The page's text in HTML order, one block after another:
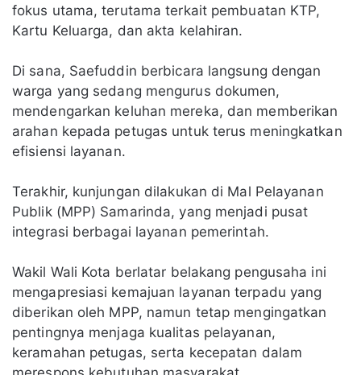
fokus utama, terutama terkait pembuatan KTP,
Kartu Keluarga, dan akta kelahiran.
Di sana, Saefuddin berbicara langsung dengan
warga yang sedang mengurus dokumen,
mendengarkan keluhan mereka, dan memberikan
arahan kepada petugas untuk terus meningkatkan
efisiensi layanan.
Terakhir, kunjungan dilakukan di Mal Pelayanan
Publik (MPP) Samarinda, yang menjadi pusat
integrasi berbagai layanan pemerintah.
Wakil Wali Kota berlatar belakang pengusaha ini
mengapresiasi kemajuan layanan terpadu yang
diberikan oleh MPP, namun tetap mengingatkan
pentingnya menjaga kualitas pelayanan,
keramahan petugas, serta kecepatan dalam